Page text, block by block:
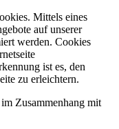
Mittels eines
auf unserer
werden. Cookies
ist es, den
zu erleichtern.
Zusammenhang mit